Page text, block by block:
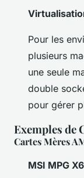
Pour les
plusieurs
une seule
double
pour gérer
Exemples de
Cartes Mères
MSI MPG